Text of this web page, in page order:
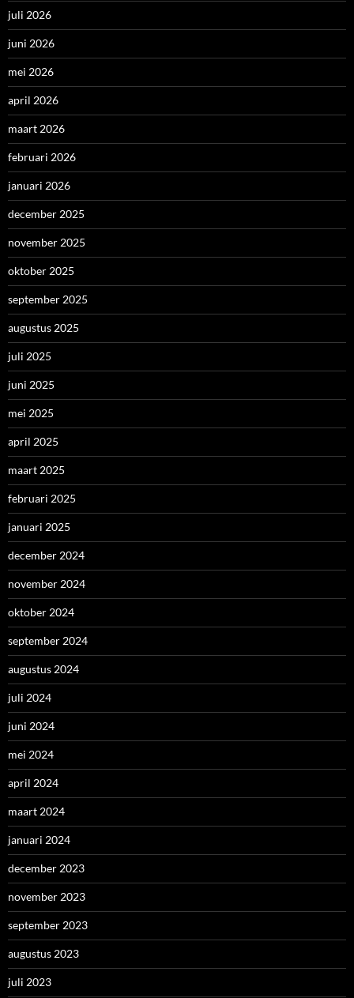
juli 2026
juni 2026
mei 2026
april 2026
maart 2026
februari 2026
januari 2026
december 2025
november 2025
oktober 2025
september 2025
augustus 2025
juli 2025
juni 2025
mei 2025
april 2025
maart 2025
februari 2025
januari 2025
december 2024
november 2024
oktober 2024
september 2024
augustus 2024
juli 2024
juni 2024
mei 2024
april 2024
maart 2024
januari 2024
december 2023
november 2023
september 2023
augustus 2023
juli 2023